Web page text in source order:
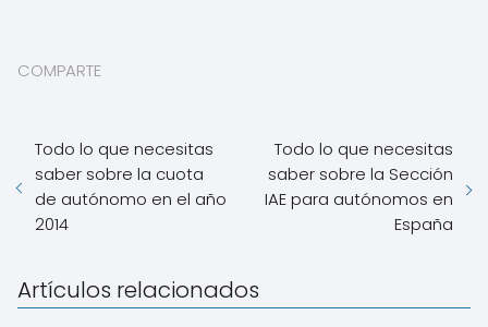
COMPARTE
Todo lo que necesitas
saber sobre la cuota
de autónomo en el año
2014
Todo lo que necesitas
saber sobre la Sección
IAE para autónomos en
España
Artículos relacionados